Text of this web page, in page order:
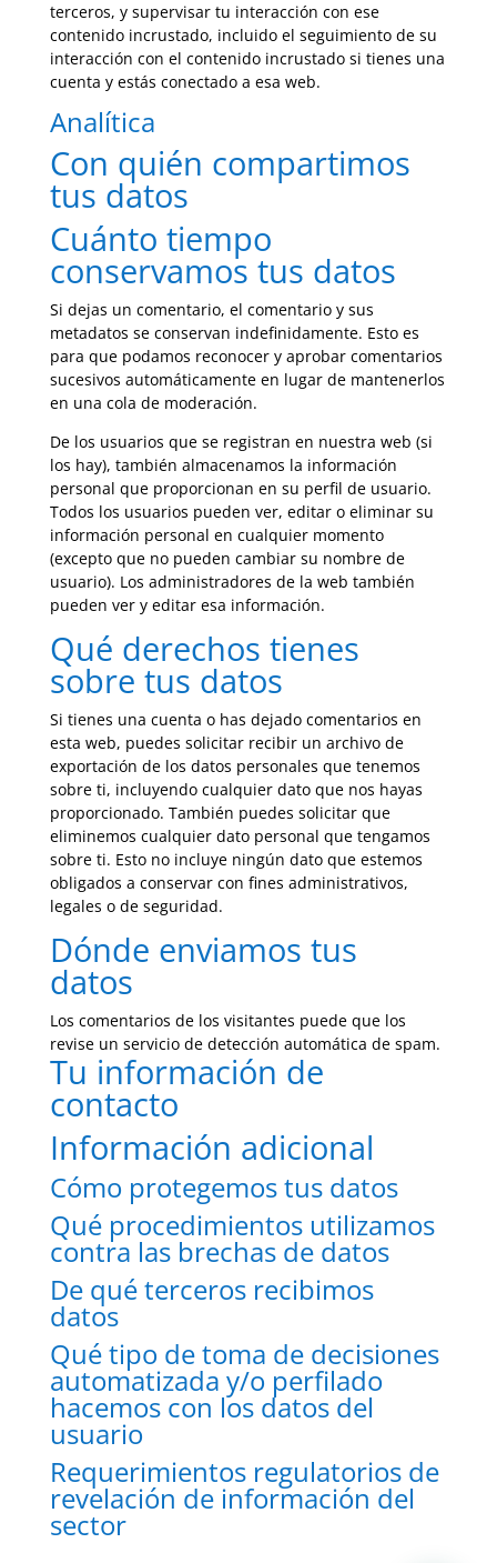
terceros, y supervisar tu interacción con ese
contenido incrustado, incluido el seguimiento de su
interacción con el contenido incrustado si tienes una
cuenta y estás conectado a esa web.
Analítica
Con quién compartimos
tus datos
Cuánto tiempo
conservamos tus datos
Si dejas un comentario, el comentario y sus
metadatos se conservan indefinidamente. Esto es
para que podamos reconocer y aprobar comentarios
sucesivos automáticamente en lugar de mantenerlos
en una cola de moderación.
De los usuarios que se registran en nuestra web (si
los hay), también almacenamos la información
personal que proporcionan en su perfil de usuario.
Todos los usuarios pueden ver, editar o eliminar su
información personal en cualquier momento
(excepto que no pueden cambiar su nombre de
usuario). Los administradores de la web también
pueden ver y editar esa información.
Qué derechos tienes
sobre tus datos
Si tienes una cuenta o has dejado comentarios en
esta web, puedes solicitar recibir un archivo de
exportación de los datos personales que tenemos
sobre ti, incluyendo cualquier dato que nos hayas
proporcionado. También puedes solicitar que
eliminemos cualquier dato personal que tengamos
sobre ti. Esto no incluye ningún dato que estemos
obligados a conservar con fines administrativos,
legales o de seguridad.
Dónde enviamos tus
datos
Los comentarios de los visitantes puede que los
revise un servicio de detección automática de spam.
Tu información de
contacto
Información adicional
Cómo protegemos tus datos
Qué procedimientos utilizamos
contra las brechas de datos
De qué terceros recibimos
datos
Qué tipo de toma de decisiones
automatizada y/o perfilado
hacemos con los datos del
usuario
Requerimientos regulatorios de
revelación de información del
sector